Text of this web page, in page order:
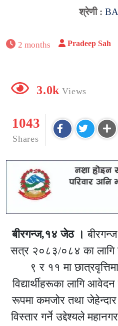
श्रेणी :
2 months Pradeep Sah
3.0k Views
1043
Shares
बीरगन्ज,१४ जेठ ।
सत्र २०८३/०८४ का लागि
९ र ११ मा
विद्यार्थीहरूका लागि
रूपमा कमजोर तथा जेहेन्दार
विस्तार गर्ने उद्देश्यले